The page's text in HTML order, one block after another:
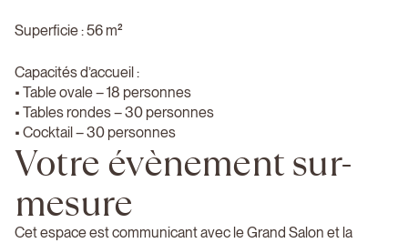
Superficie : 56 m²
Capacités d’accueil :
• Table ovale – 18 personnes
• Tables rondes – 30 personnes
• Cocktail – 30 personnes
Votre évènement sur-
mesure
Cet espace est communicant avec le Grand Salon et la